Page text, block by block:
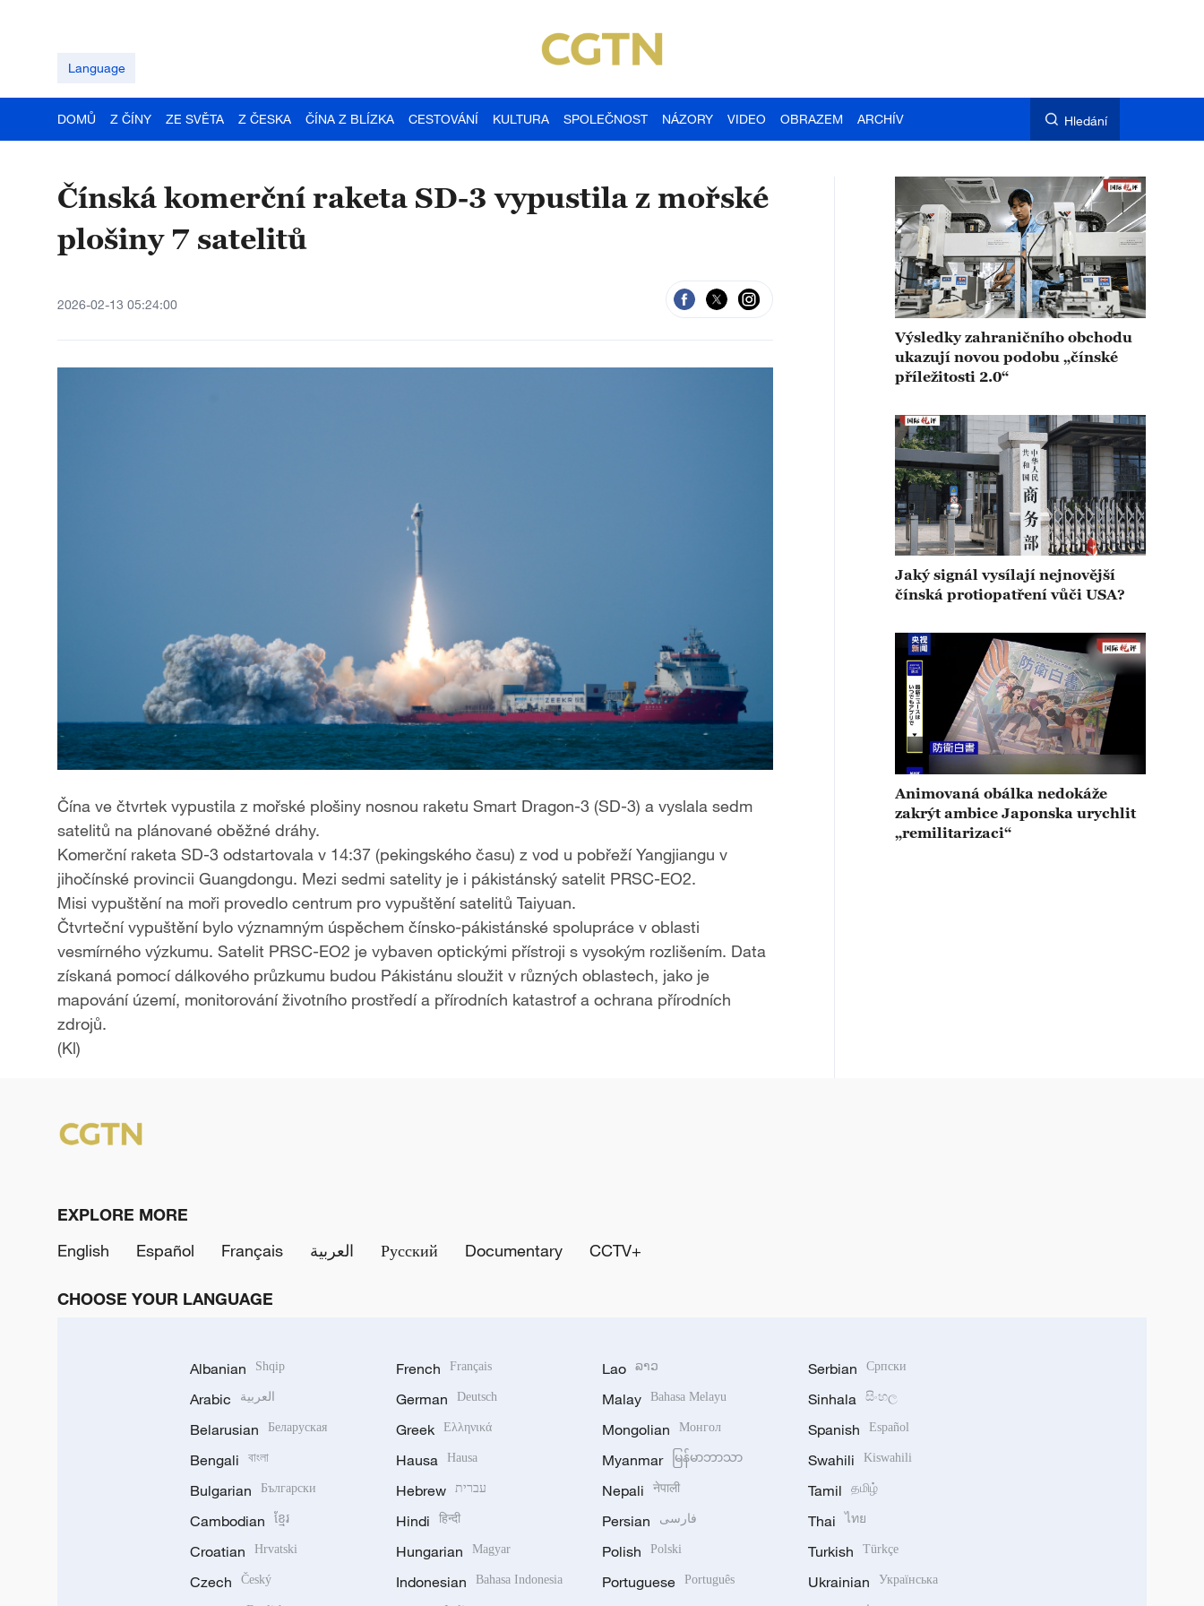
Language
DOMŮ Z ČÍNY ZE SVĚTA Z ČESKA ČÍNA Z BLÍZKA CESTOVÁNÍ KULTURA SPOLEČNOST NÁZORY VIDEO OBRAZEM ARCHÍV Hledání
Čínská komerční raketa SD-3 vypustila z mořské
plošiny 7 satelitů
2026-02-13 05:24:00
Čína ve čtvrtek vypustila z mořské plošiny nosnou raketu Smart Dragon-3 (SD-3) a vyslala sedm
satelitů na plánované oběžné dráhy.
Komerční raketa SD-3 odstartovala v 14:37 (pekingského času) z vod u pobřeží Yangjiangu v
jihočínské provincii Guangdongu. Mezi sedmi satelity je i pákistánský satelit PRSC-EO2.
Misi vypuštění na moři provedlo centrum pro vypuštění satelitů Taiyuan.
Čtvrteční vypuštění bylo významným úspěchem čínsko-pákistánské spolupráce v oblasti
vesmírného výzkumu. Satelit PRSC-EO2 je vybaven optickými přístroji s vysokým rozlišením. Data
získaná pomocí dálkového průzkumu budou Pákistánu sloužit v různých oblastech, jako je
mapování území, monitorování životního prostředí a přírodních katastrof a ochrana přírodních
zdrojů.
(Kl)
Výsledky zahraničního obchodu
ukazují novou podobu „čínské
příležitosti 2.0“
Jaký signál vysílají nejnovější
čínská protiopatření vůči USA?
Animovaná obálka nedokáže
zakrýt ambice Japonska urychlit
„remilitarizaci“
EXPLORE MORE
English
Español Français العربية Русский Documentary CCTV+
CHOOSE YOUR LANGUAGE
Albanian Shqip
Arabic العربية
Belarusian Беларуская
Bengali বাংলা
Bulgarian Български
Cambodian ខ្មែរ
Croatian Hrvatski
Czech Český
French Français
German Deutsch
Greek Ελληνικά
Hausa Hausa
Hebrew עברית
Hindi हिन्दी
Hungarian Magyar
Indonesian Bahasa Indonesia
Lao ລາວ
Malay Bahasa Melayu
Mongolian Монгол
Myanmar မြန်မာဘာသာ
Nepali नेपाली
Persian فارسی
Polish Polski
Portuguese Português
Serbian Српски
Sinhala සිංහල
Spanish Español
Swahili Kiswahili
Tamil தமிழ்
Thai ไทย
Turkish Türkçe
Ukrainian Українська